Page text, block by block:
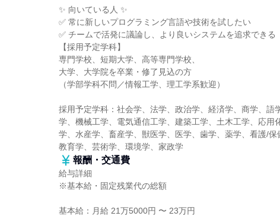
✨ 向いている人 ✨
✅ 常に新しいプログラミング言語や技術を試したい
✅ チームで活発に議論し、より良いシステムを追求できる
【採用予定学科】
専門学校、短期大学、高等専門学校、
大学、大学院を卒業・修了見込の方
（学部学科不問／情報工学、理工学系歓迎）
採用予定学科：社会学、法学、政治学、経済学、商学、
学、機械工学、電気通信工学、建築工学、土木工学、応用
学、水産学、畜産学、獣医学、医学、歯学、薬学、看護/
教育学、芸術学、環境学、家政学
報酬・交通費
給与詳細
※基本給・固定残業代の総額
基本給：月給 21万5000円 〜 23万円